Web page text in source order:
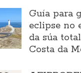
Guía para
eclipse no
da súa
Costa da